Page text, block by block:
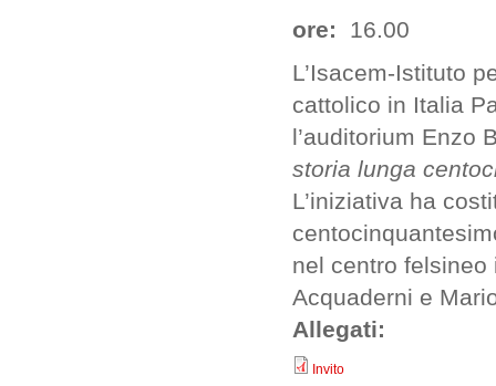
ore:
16.00
L’Isacem-Istituto
cattolico in Italia
l’auditorium Enzo
storia lunga
L’iniziativa ha
nel centro felsineo
Acquaderni e
Allegati:
Invito